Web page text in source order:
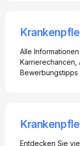
Alle
Karrierechancen,
Bewerbungstipps
Entdecken Sie